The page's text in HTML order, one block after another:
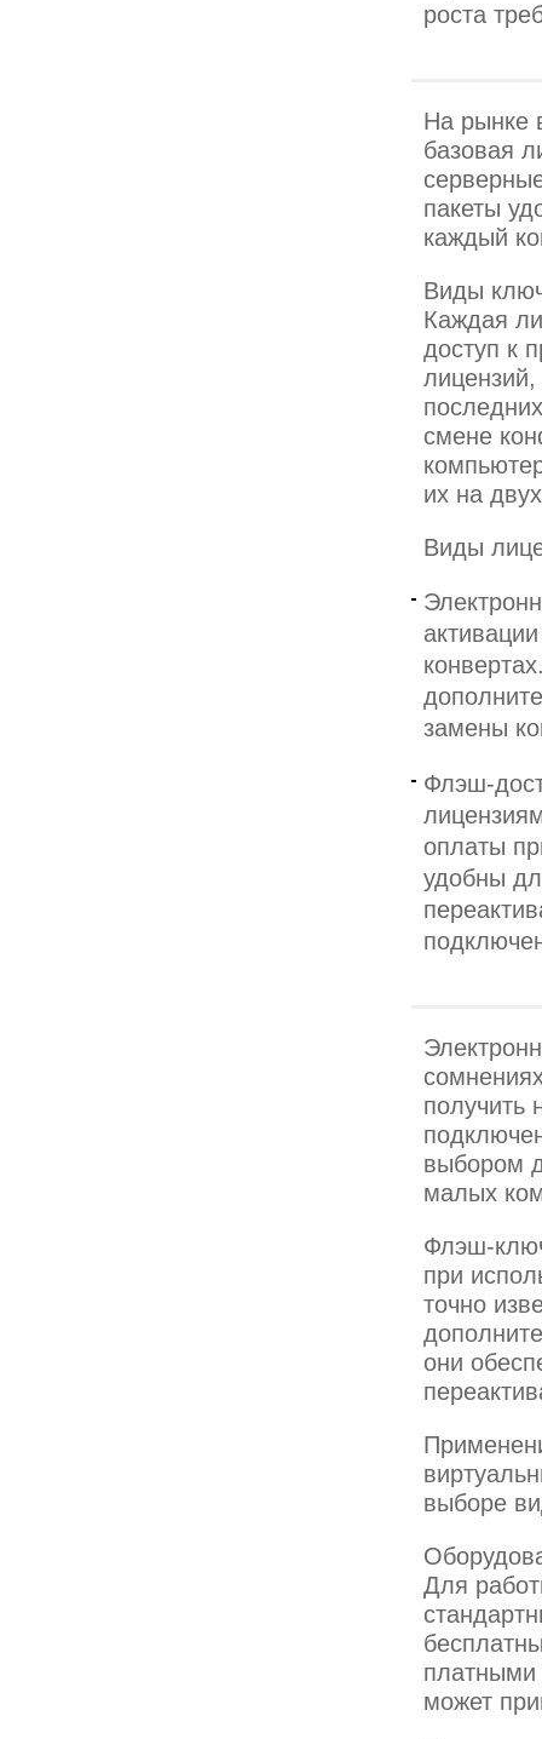
роста
На рынке
базовая
пакеты
каждый
Виды
Каждая
доступ к
смене
их на
Виды
замены
Флэш-
оплаты
удобны
получить
выбором
малых
Флэш-
при
точно
они
выборе
Для
платными
может